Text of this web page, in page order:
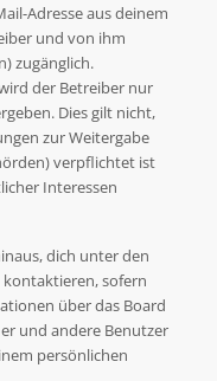
Adresse aus deinem
und von ihm
zugänglich.
der Betreiber nur
Dies gilt nicht,
zur Weitergabe
verpflichtet ist
Interessen
dich unter den
sofern
über das Board
und andere Benutzer
persönlichen